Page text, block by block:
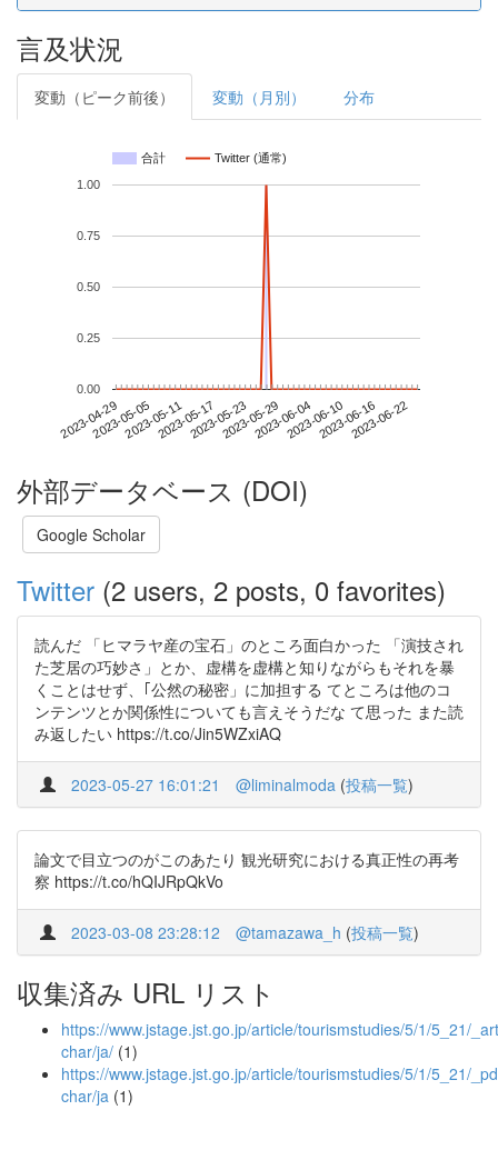
言及状況
変動（ピーク前後） 変動（月別） 分布
合計 Twitter (通常)
2023-04-292023-05-052023-05-112023-05-172023-05-232023-05-292023-06-042023-06-102023-06-162023-06-22
0.00
0.25
0.50
0.75
1.00
外部データベース (DOI)
Google Scholar
Twitter (2 users, 2 posts, 0 favorites)
読んだ 「ヒマラヤ産の宝石」のところ面白かった 「演技され
た芝居の巧妙さ」とか、虚構を虚構と知りながらもそれを暴
くことはせず、｢公然の秘密」に加担する てところは他のコ
ンテンツとか関係性についても言えそうだな て思った また読
み返したい https://t.co/Jin5WZxiAQ
2023-05-27 16:01:21 @liminalmoda (投稿一覧)
論文で目立つのがこのあたり 観光研究における真正性の再考
察 https://t.co/hQIJRpQkVo
2023-03-08 23:28:12 @tamazawa_h (投稿一覧)
収集済み URL リスト
https://www.jstage.jst.go.jp/article/tourismstudies/5/1/5_21/
char/ja/ (1)
https://www.jstage.jst.go.jp/article/tourismstudies/5/1/5_21/
char/ja (1)